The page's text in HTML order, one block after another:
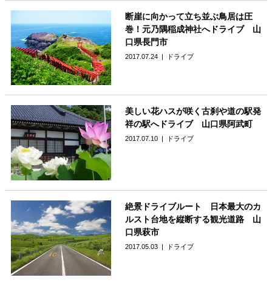
断崖に向かって立ち並ぶ鳥居は圧
巻！元乃隅稲成神社へドライブ 山
口県長門市
2017.07.24 ドライブ
美しい花ハスが咲く古刹や道の駅発
祥の駅へドライブ 山口県阿武町
2017.07.10 ドライブ
絶景ドライブルート 日本最大のカ
ルスト台地を縦断する観光道路 山
口県萩市
2017.05.03 ドライブ